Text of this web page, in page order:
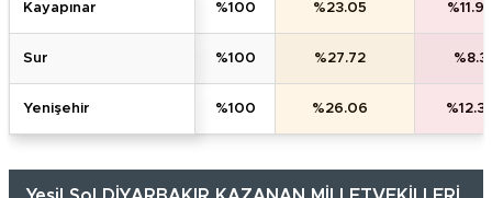
kayapinar %100 %23.05
sur %100 %27.72 %8.3
yeni̇şehi̇r %100 %26.06